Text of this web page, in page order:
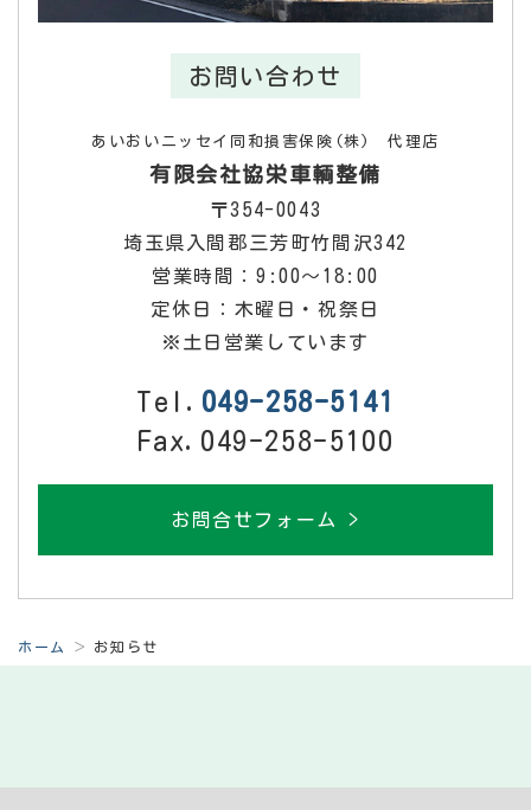
お問い合わせ
あいおいニッセイ同和損害保険(株) 代理店
有限会社協栄車輌整備
〒354-0043
埼玉県入間郡三芳町竹間沢342
営業時間：9:00～18:00
定休日：木曜日・祝祭日
※土日営業しています
Tel. 049-258-5141
Fax.049-258-5100
お問合せフォーム >
ホーム お知らせ